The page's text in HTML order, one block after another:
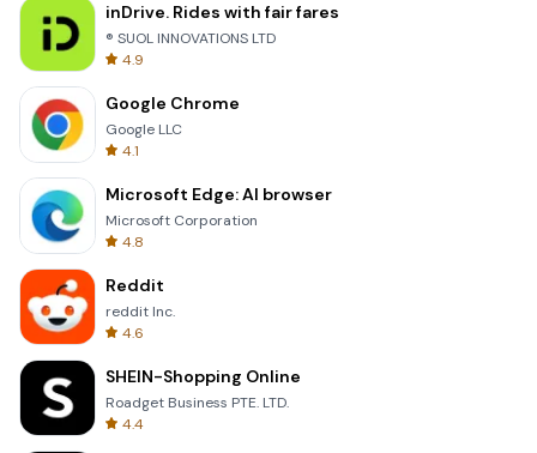
inDrive. Rides with fair fares
® SUOL INNOVATIONS LTD
4.9
Google Chrome
Google LLC
4.1
Microsoft Edge: AI browser
Microsoft Corporation
4.8
Reddit
reddit Inc.
4.6
SHEIN-Shopping Online
Roadget Business PTE. LTD.
4.4